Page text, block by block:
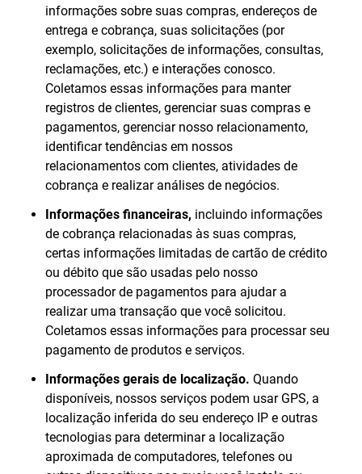
informações sobre suas compras, endereços de
entrega e cobrança, suas solicitações (por
exemplo, solicitações de informações, consultas,
reclamações, etc.) e interações conosco.
Coletamos essas informações para manter
registros de clientes, gerenciar suas compras e
pagamentos, gerenciar nosso relacionamento,
identificar tendências em nossos
relacionamentos com clientes, atividades de
cobrança e realizar análises de negócios.
Informações financeiras, incluindo informações
de cobrança relacionadas às suas compras,
certas informações limitadas de cartão de crédito
ou débito que são usadas pelo nosso
processador de pagamentos para ajudar a
realizar uma transação que você solicitou.
Coletamos essas informações para processar seu
pagamento de produtos e serviços.
Informações gerais de localização. Quando
disponíveis, nossos serviços podem usar GPS, a
localização inferida do seu endereço IP e outras
tecnologias para determinar a localização
aproximada de computadores, telefones ou